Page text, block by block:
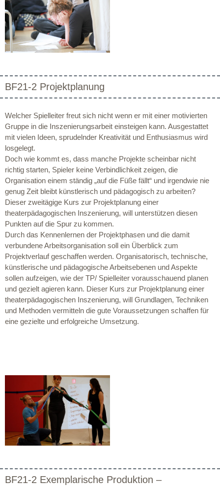
BF21-2 Projektplanung
Welcher Spielleiter freut sich nicht wenn er mit einer motivierten
Gruppe in die Inszenierungsarbeit einsteigen kann. Ausgestattet
mit vielen Ideen, sprudelnder Kreativität und Enthusiasmus wird
losgelegt.
Doch wie kommt es, dass manche Projekte scheinbar nicht
richtig starten, Spieler keine Verbindlichkeit zeigen, die
Organisation einem ständig „auf die Füße fällt“ und irgendwie nie
genug Zeit bleibt künstlerisch und pädagogisch zu arbeiten?
Dieser zweitägige Kurs zur Projektplanung einer
theaterpädagogischen Inszenierung, will unterstützen diesen
Punkten auf die Spur zu kommen.
Durch das Kennenlernen der Projektphasen und die damit
verbundene Arbeitsorganisation soll ein Überblick zum
Projektverlauf geschaffen werden. Organisatorisch, technische,
künstlerische und pädagogische Arbeitsebenen und Aspekte
sollen aufzeigen, wie der TP/ Spielleiter vorausschauend planen
und gezielt agieren kann. Dieser Kurs zur Projektplanung einer
theaterpädagogischen Inszenierung, will Grundlagen, Techniken
und Methoden vermitteln die gute Voraussetzungen schaffen für
eine gezielte und erfolgreiche Umsetzung.
BF21-2 Exemplarische Produktion –